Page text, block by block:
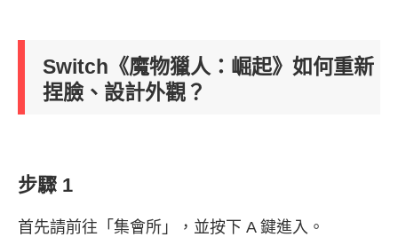
Switch《魔物獵人：崛起》如何重新
捏臉、設計外觀？
步驟 1
首先請前往「集會所」，並按下 A 鍵進入。